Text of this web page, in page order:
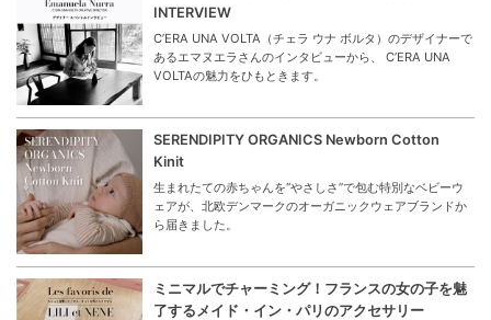
INTERVIEW
C’ERA UNA VOLTA（チェラ ウナ ボルタ）のデザイナーで
あるエマヌエラさんのインタビューから、 C’ERA UNA
VOLTAの魅力をひもときます。
SERENDIPITY ORGANICS Newborn Cotton
Kinit
生まれたての赤ちゃんを“やさしさ”で包む特別なベビーウ
ェアが、北欧デンマークのオーガニックウェアブランドか
ら届きました。
ミニマルでチャーミング！フランスの女の子を魅
了するメイド・イン・パリのアクセサリー